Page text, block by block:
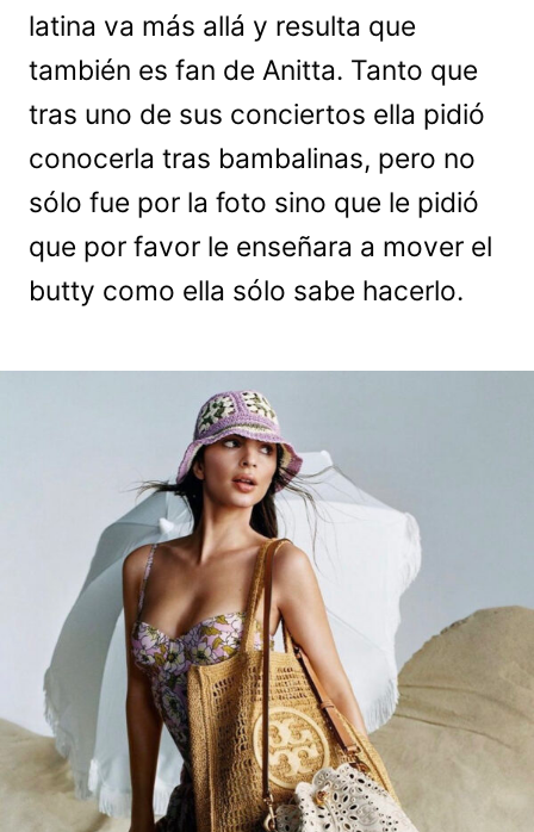
latina va más allá y resulta que
también es fan de Anitta. Tanto que
tras uno de sus conciertos ella pidió
conocerla tras bambalinas, pero no
sólo fue por la foto sino que le pidió
que por favor le enseñara a mover el
butty como ella sólo sabe hacerlo.